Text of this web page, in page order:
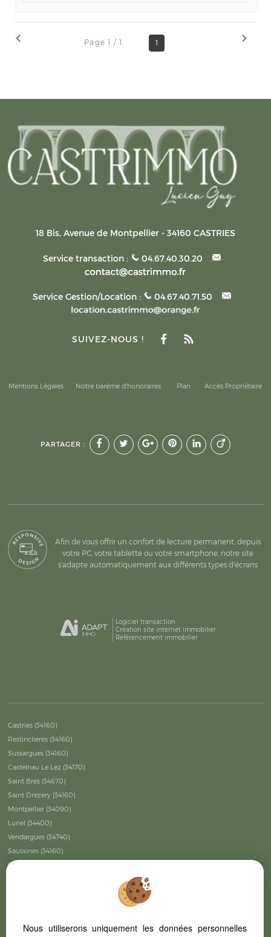
Page 1 / 1 1
18 Bis, Avenue de Montpellier- 34160 CASTRIES
Service transaction : 04.67.40.30.20
Service Gestion/Location : 04.67.40.71.50
SUIVEZ-NOUS !
Mentions Légales Notre barème d'honoraires Plan Accès Propriétaire
PARTAGER :
Afin de vous offrir un confort de lecture permanent, depuis
votre PC, votre tablette ou votre smartphone, notre site
s’adapte automatiquement aux différents types d'écrans
Logiciel transaction
Création site internet immobilier
Référencement immobilier
Castries (34160)
Restinclieres (34160)
Sussargues (34160)
Castelnau Le Lez (34170)
Saint Bres (34670)
Saint Drezery (34160)
Montpellier (34090)
Lunel (34400)
Vendargues (34740)
Saussines (34160)
Galargues (34160)
Nous utiliserons uniquement les données personnelles